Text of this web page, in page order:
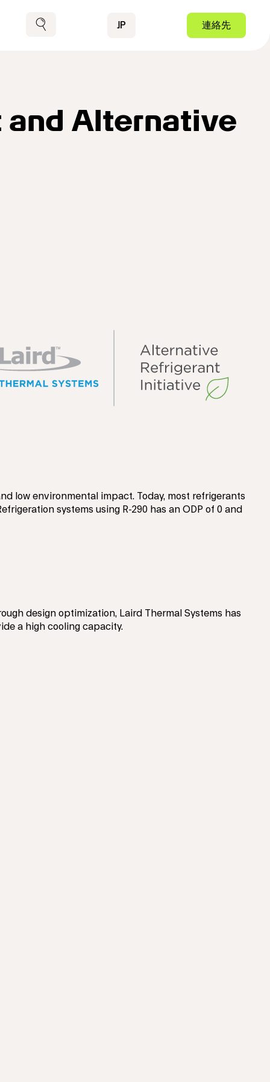
検索 JP Contact
連絡先
and Alternative
low environmental impact. Today, most refrigerants
systems using R-290 has an ODP of 0 and
design optimization, Laird Thermal Systems has
a high cooling capacity.